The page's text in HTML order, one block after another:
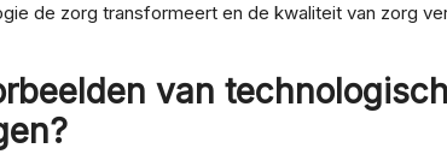
de zorg transformeert en de kwaliteit van zorg
van